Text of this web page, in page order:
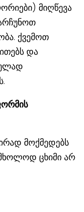
მიღწევა
ქვემოთ
და
მოქმედებს
ცხიმი არ